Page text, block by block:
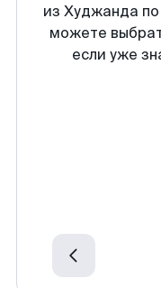
из Худжанда
можете
если уже